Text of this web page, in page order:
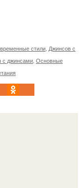
стили Джинсов с
с джинсами Основные